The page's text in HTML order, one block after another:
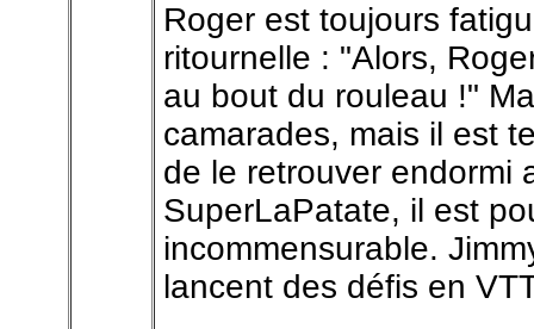
Roger est toujours
ritournelle : "Alors,
au bout du rouleau !"
camarades, mais il est
de le retrouver endormi
SuperLaPatate, il est
incommensurable.
lancent des défis en